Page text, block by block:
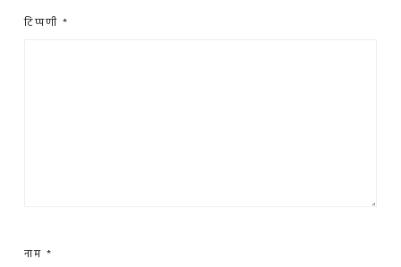
टिप्पणी *
नाम *